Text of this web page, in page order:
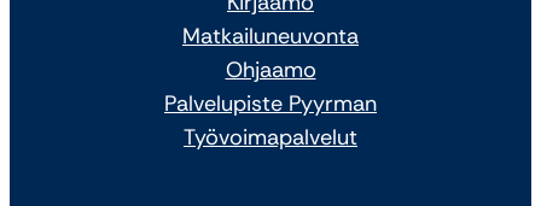
Matkailuneuvonta
Ohjaamo
Palvelupiste Pyyrman
Työvoimapalvelut